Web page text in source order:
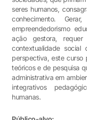
seres humanos,
conhecimento.
empreendedorismo
ação gestora, requer
contextualidade social
perspectiva, este curso
teóricos e de pesquisa
administrativa em
integrativos
humanas.